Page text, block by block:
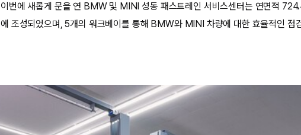
이번에 새롭게 문을 연 BMW 및 MINI 성동 패스트레인 서비스센터는 연면적
에 조성되었으며, 5개의 워크베이를 통해 BMW와 MINI 차량에 대한 효율적인 점